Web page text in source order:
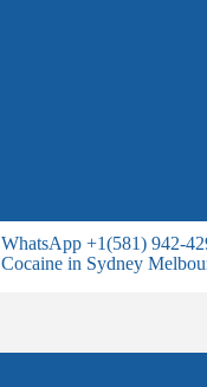
WhatsApp +1(581) 942-
Cocaine in Sydney